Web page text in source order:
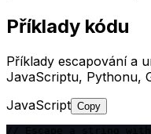
Příklady kódu
Příklady escapování a
JavaScriptu, Pythonu,
JavaScript Copy